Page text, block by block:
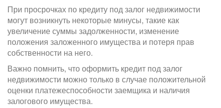
При просрочках по кредиту под залог недвижимости
могут возникнуть некоторые минусы, такие как
увеличение суммы задолженности, изменение
положения заложенного имущества и потеря прав
собственности на него.
Важно помнить, что оформить кредит под залог
недвижимости можно только в случае положительной
оценки платежеспособности заемщика и наличия
залогового имущества.